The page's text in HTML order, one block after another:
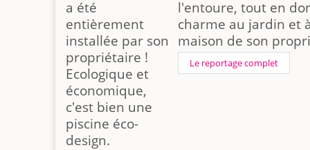
a été
entièrement
installée par son
propriétaire !
Ecologique et
économique,
c'est bien une
piscine éco-
design.
l'entoure, tout en
charme au jardin et
maison de son
Le reportage complet